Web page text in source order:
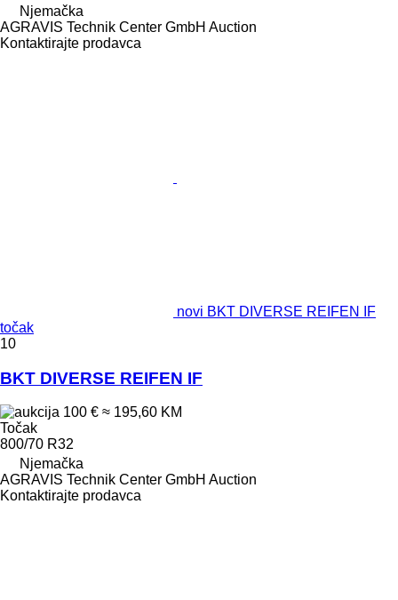
Njemačka
AGRAVIS Technik Center GmbH Auction
Kontaktirajte prodavca
novi BKT DIVERSE REIFEN IF
točak
10
BKT DIVERSE REIFEN IF
100 € ≈ 195,60 KM
Točak
800/70 R32
Njemačka
AGRAVIS Technik Center GmbH Auction
Kontaktirajte prodavca